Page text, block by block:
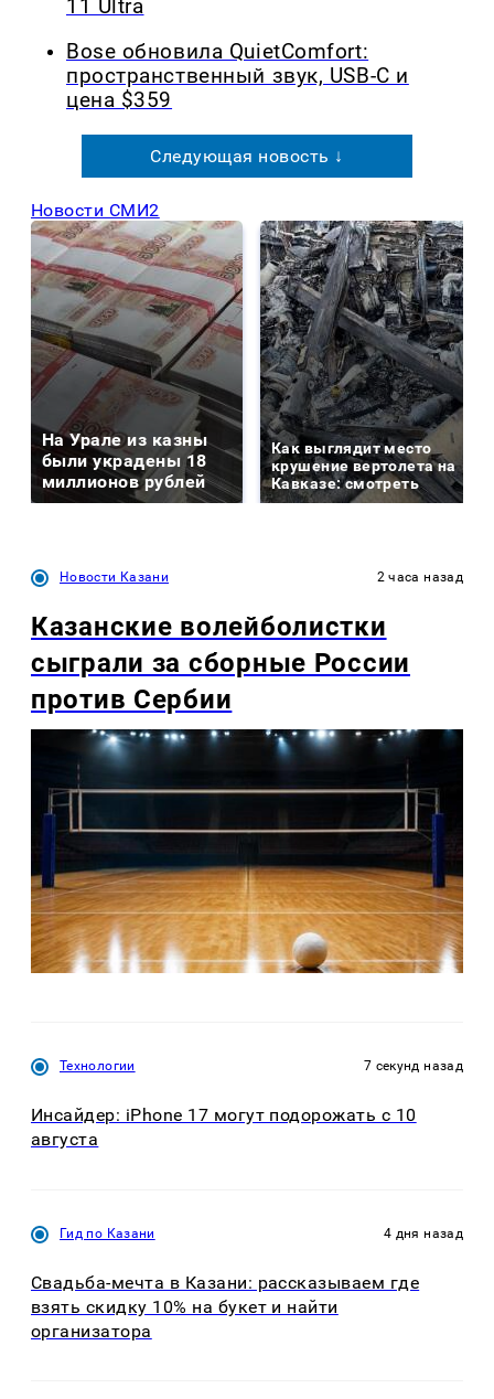
11 Ultra
Bose обновила QuietComfort:
пространственный звук, USB-C и
цена $359
Следующая новость ↓
Новости СМИ2
На Урале из казны
были украдены 18
миллионов рублей
Как выглядит место
крушение вертолета на
Кавказе: смотреть
Новости Казани 2 часа назад
Казанские волейболистки
сыграли за сборные России
против Сербии
Технологии 7 секунд назад
Инсайдер: iPhone 17 могут подорожать с 10
августа
Гид по Казани 4 дня назад
Свадьба-мечта в Казани: рассказываем где
взять скидку 10% на букет и найти
организатора